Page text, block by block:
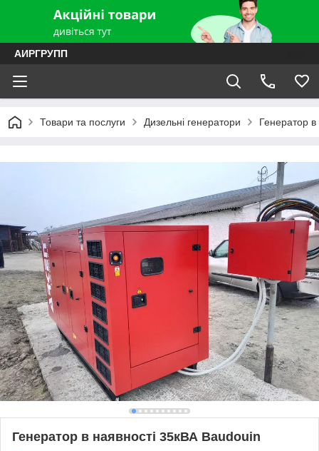
АИРГРУПП
Товари та послуги Дизельні генератори Генератор
Генератор в наявності 35кВА Baudouin